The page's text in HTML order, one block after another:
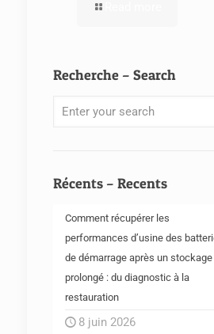
Recherche – Search
Récents – Recents
Comment récupérer les
performances d’usine des
de démarrage après un stockage
prolongé : du diagnostic à la
restauration
8 juin 2026